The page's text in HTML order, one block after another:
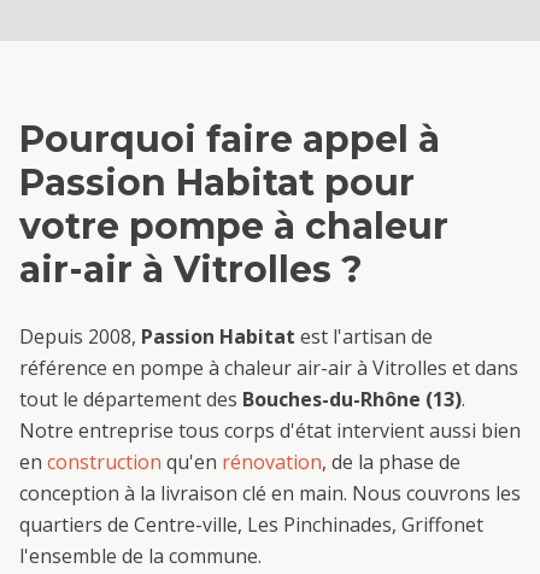
Pourquoi faire appel à
Passion Habitat pour
votre pompe à chaleur
air-air à Vitrolles ?
Depuis 2008, Passion Habitat est l'artisan de
référence en pompe à chaleur air-airà Vitrolles et dans
tout le département des Bouches-du-Rhône (13).
Notre entreprise tous corps d'état intervient aussi bien
en construction qu'en rénovation, de la phase de
conception à la livraison clé en main. Nous couvrons les
quartiers de Centre-ville, Les Pinchinades, Griffonet
l'ensemble de la commune.